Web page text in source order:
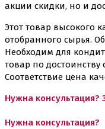
акции скидки, но и
Этот товар высокого
отобранного сырья.
Необходим для
товар по
Соответствие цена
Нужна консультация?
Нужна консультация?